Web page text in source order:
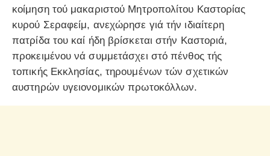
κοίμηση τού μακαριστού Μητροπολίτου Καστορίας
κυρού Σεραφείμ, ανεχώρησε γιά τήν ιδιαίτερη
πατρίδα του καί ήδη βρίσκεται στήν Καστοριά,
προκειμένου νά συμμετάσχει στό πένθος τής
τοπικής Εκκλησίας, τηρουμένων τών σχετικών
αυστηρών υγειονομικών πρωτοκόλλων.